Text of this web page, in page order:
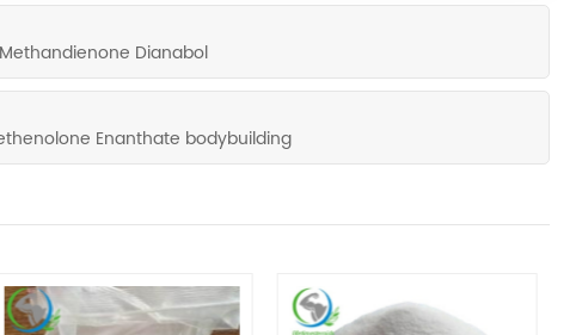
Dianabol
Enanthate bodybuilding